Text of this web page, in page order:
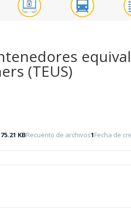
(TEUS)
75.21 KBRecuento de archivos1Fecha de